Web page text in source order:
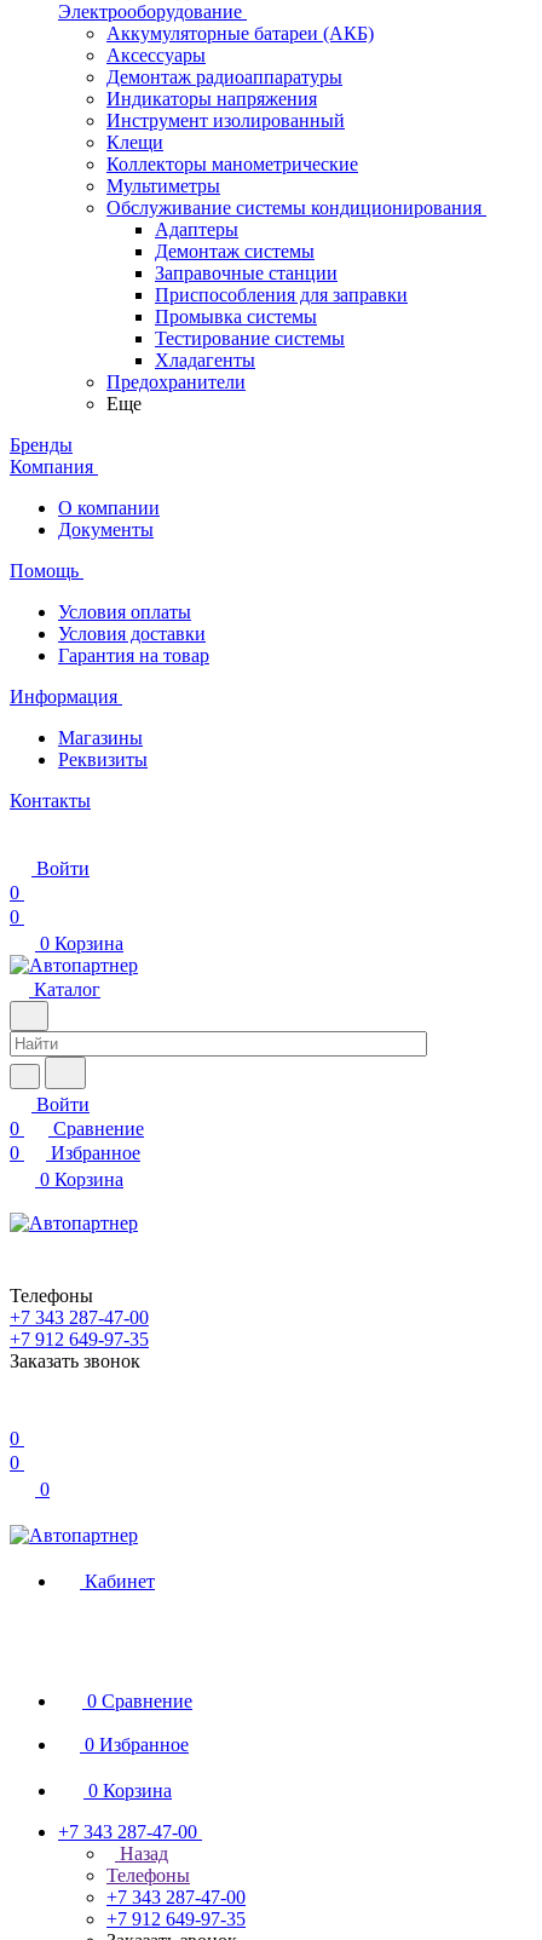
Электрооборудование
Аккумуляторные батареи (АКБ)
Аксессуары
Демонтаж радиоаппаратуры
Индикаторы напряжения
Инструмент изолированный
Клещи
Коллекторы манометрические
Мультиметры
Обслуживание системы кондиционирования
Адаптеры
Демонтаж системы
Заправочные станции
Приспособления для заправки
Промывка системы
Тестирование системы
Хладагенты
Предохранители
Еще
Бренды
Компания
О компании
Документы
Помощь
Условия оплаты
Условия доставки
Гарантия на товар
Информация
Магазины
Реквизиты
Контакты
Войти
0
0
0 Корзина
Каталог
Войти
0
Сравнение
0
Избранное
0 Корзина
Телефоны
+7 343 287-47-00
+7 912 649-97-35
Заказать звонок
0
0
0
Кабинет
0 Сравнение
0 Избранное
0 Корзина
+7 343 287-47-00
Назад
Телефоны
+7 343 287-47-00
+7 912 649-97-35